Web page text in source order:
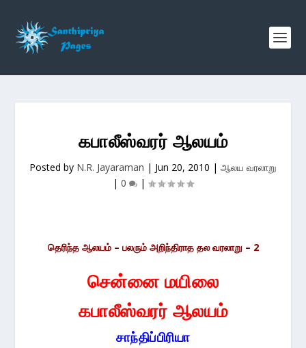
கபாலீஸ்வரர் ஆலயம்
Posted by N.R. Jayaraman | Jun 20, 2010 | ஆலய வரலாறு
| 0 |
தெரிந்த ஆலயம் – பலரும் அறிந்திராத தல வரலாறு – 2
சென்னை மயிலை
கபாலீஸ்வரர் ஆலயம்
சாந்திப்பிரியா